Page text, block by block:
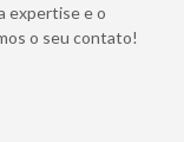
expertise e o
o seu contato!